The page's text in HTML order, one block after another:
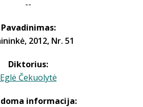
--
Pavadinimas:
2012, Nr. 51
Diktorius:
Eglė Čekuolytė
informacija: